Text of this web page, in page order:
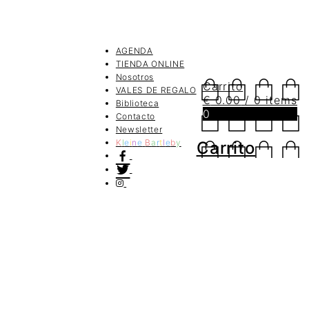
AGENDA
TIENDA ONLINE
Nosotros
VALES DE REGALO
Biblioteca
Contacto
Newsletter
K leine Ba rtleby
Carrito
€0.00 / 0 items
0
Carrito